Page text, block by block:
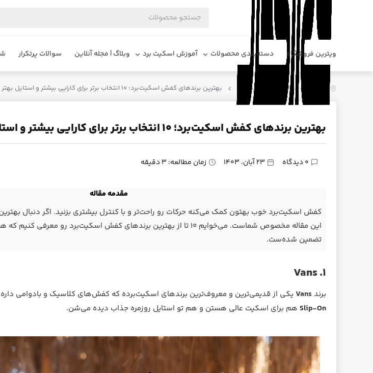
ویترین فروشگاه دسته‌بندی محصولات آموزش اسکیت برد وبلاگ | مجله آنلاین سوالات پرتکرار
فروشگاه دیزایر اسکیت برد بهترین برندهای کفش اسکیت‌برد؛ ۱۰ انتخاب برتر برای کارایی بیشتر و استایل بهتر
بهترین برندهای کفش اسکیت‌برد؛ ۱۰ انتخاب برتر برای کارایی بیشتر و استایل بهتر
0 دیدگاه 23 آبان، 1403 زمان مطالعه: 3 دقیقه
مقدمه مقاله
کفش اسکیت‌برد خوب بهتون کمک می‌کنه حرکات رو راحت‌تر و با کنترل بیشتری بزنید. اگر دنبال
این مقاله مخصوص شماست. می‌خوایم ۱۰ تا از بهترین برندهای کفش اسکیت‌برد رو
تضمین شده‌ست.
۱. Vans
برند Vans یکی از قدیمی‌ترین و معروف‌ترین برندهای اسکیت‌برده که کفش‌های کلاسیک و بادوامی
Slip-On هم برای اسکیت عالی هستن و هم تو استایل روزمره جذاب دیده می‌شن.